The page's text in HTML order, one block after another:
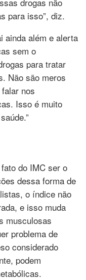
para isso”, diz.
ainda além e alerta
sem o
para tratar
Não são meros
nos
Isso é muito
do IMC ser o
dessa forma de
o índice não
e isso muda
musculosas
problema de
considerado
podem